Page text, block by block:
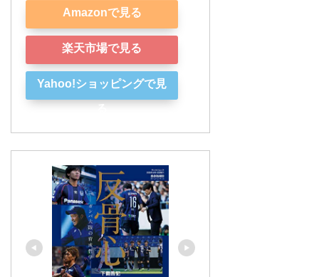
Amazonで見る
楽天市場で見る
Yahoo!ショッピングで見